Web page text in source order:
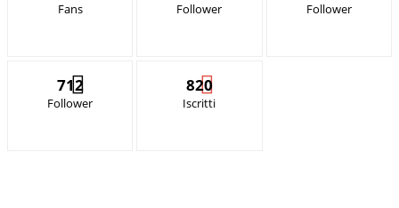
Fans Follower Follower
712
Follower
820
Iscritti